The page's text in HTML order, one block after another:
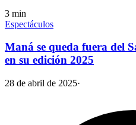
3 min
Espectáculos
Maná se queda fuera del
en su edición 2025
28 de abril de 2025·